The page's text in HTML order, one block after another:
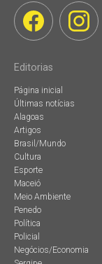
Editorias
Página inicial
Últimas notícias
Alagoas
Artigos
Brasil/Mundo
Cultura
Esporte
Maceió
Meio Ambiente
Penedo
Política
Policial
Negócios/Economia